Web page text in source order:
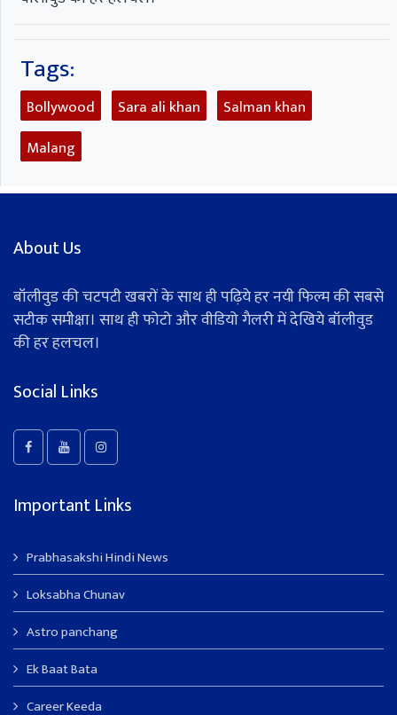
Tags:
Bollywood Sara ali khan
Salman khan
Malang
About Us
बॉलीवुड की चटपटी खबरों के साथ ही पढ़िये हर नयी फिल्म की सबसे
सटीक समीक्षा। साथ ही फोटो और वीडियो गैलरी में देखिये बॉलीवुड
की हर हलचल।
Social Links
Important Links
Prabhasakshi Hindi News
Loksabha Chunav
Astro panchang
Ek Baat Bata
Career Keeda